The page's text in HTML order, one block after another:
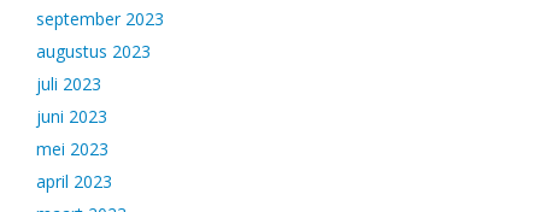
september 2023
augustus 2023
juli 2023
juni 2023
mei 2023
april 2023